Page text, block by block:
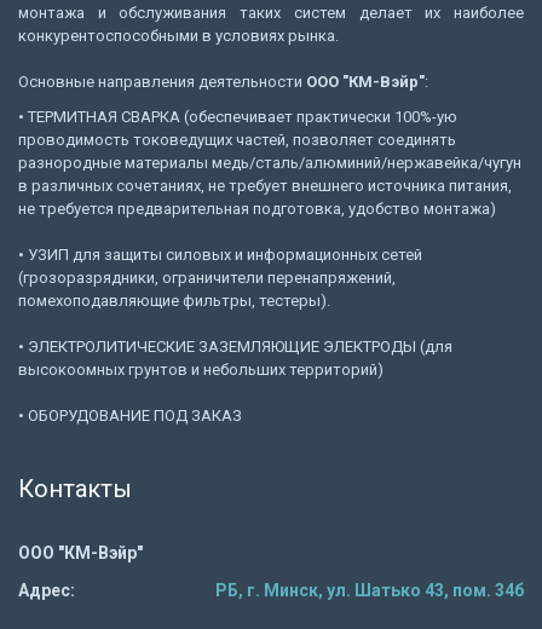
монтажа и обслуживания таких систем делает их наиболее
конкурентоспособными в условиях рынка.
Основные направления деятельности ООО "КМ-Вэйр":
• ТЕРМИТНАЯ СВАРКА (обеспечивает практически 100%-ую
проводимость токоведущих частей, позволяет соединять
разнородные материалы медь/сталь/алюминий/нержавейка/чугун
в различных сочетаниях, не требует внешнего источника питания,
не требуется предварительная подготовка, удобство монтажа)
• УЗИП для защиты силовых и информационных сетей
(грозоразрядники, ограничители перенапряжений,
помехоподавляющие фильтры, тестеры).
• ЭЛЕКТРОЛИТИЧЕСКИЕ ЗАЗЕМЛЯЮЩИЕ ЭЛЕКТРОДЫ (для
высокоомных грунтов и небольших территорий)
• ОБОРУДОВАНИЕ ПОД ЗАКАЗ
Контакты
ООО "КМ-Вэйр"
Адрес:
РБ, г. Минск, ул. Шатько 43, пом. 34б